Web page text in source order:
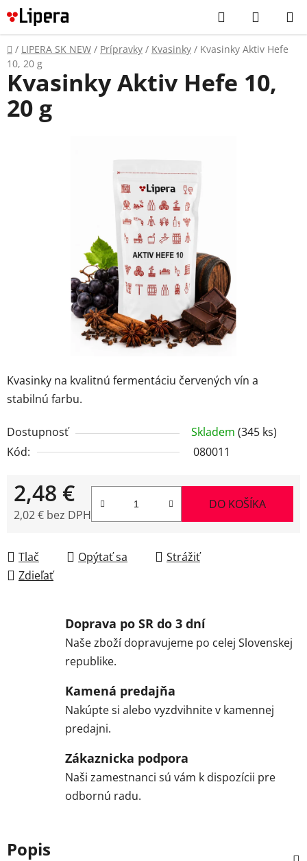
Prejsť
na
obsah
Hľadať
KOŠÍK
Domov
/ LIPERA SK NEW / Prípravky / Kvasinky / Kvasinky Aktiv Hefe
10, 20 g
Kvasinky na kvalitnú fermentáciu červených vín a
stabilnú farbu.
Dostupnosť Skladem (345 ks)
Kód:
080011
2,48 €
2,02 € bez DPH
DO KOŠÍKA
Tlač Opýtať sa
Strážiť
Zdieľať
Kvasinky Aktiv Hefe 10,
20 g
Doprava po SR do 3 dní
Naše zboží dopravujeme po celej Slovenskej
republike.
Kamená predajňa
Nakúpte si alebo vyzdvihnite v kamennej
predajni.
Zákaznicka podpora
Naši zamestnanci sú vám k dispozícii pre
odbornú radu.
Popis